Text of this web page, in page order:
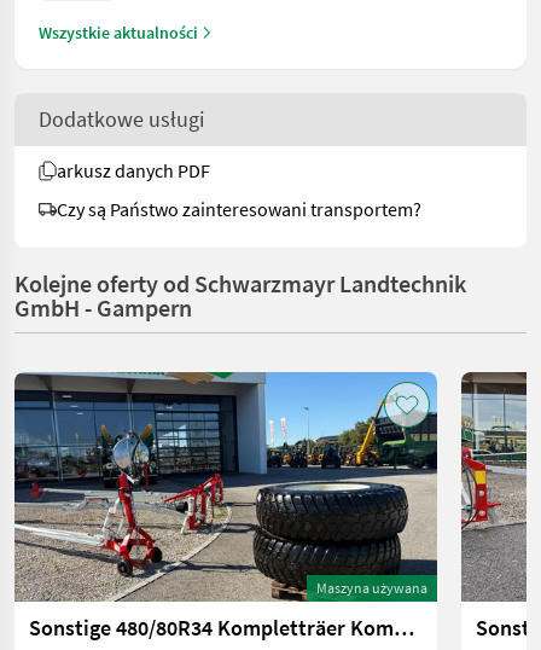
Wszystkie aktualności
Dodatkowe usługi
arkusz danych PDF
Czy są Państwo zainteresowani transportem?
Kolejne oferty od Schwarzmayr Landtechnik
GmbH - Gampern
Maszyna używana
Sonstige 480/80R34 Kompletträer Kommunal 2 Stk.